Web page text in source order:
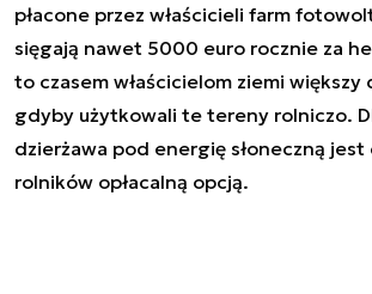
płacone przez właścicieli farm
sięgają nawet 5000 euro rocznie za
to czasem właścicielom ziemi większy
gdyby użytkowali te tereny rolniczo.
dzierżawa pod energię słoneczną jest
rolników opłacalną opcją.